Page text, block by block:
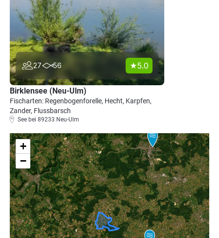
27 56 5.0
Birklensee (Neu-Ulm)
Fischarten: Regenbogenforelle, Hecht, Karpfen,
Zander, Flussbarsch
See bei 89233 Neu-Ulm
+
−